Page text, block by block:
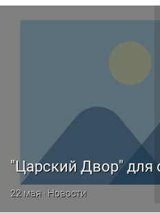
"Царский Двор" для
22 мая · Новости